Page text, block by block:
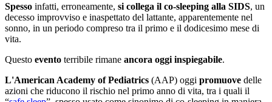
Spesso infatti, erroneamente, si collega il co-sleeping alla SIDS, un
decesso improvviso e inaspettato del lattante, apparentemente nel
sonno, in un periodo compreso tra il primo e il dodicesimo mese di
vita.
Questo evento terribile rimane ancora oggi inspiegabile.
L'American Academy of Pediatrics (AAP) oggi promuove delle
azioni che riducono il rischio nel primo anno di vita, tra i quali il